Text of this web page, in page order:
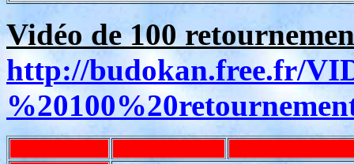
Vidéo de 100
http://budokan.free.fr/